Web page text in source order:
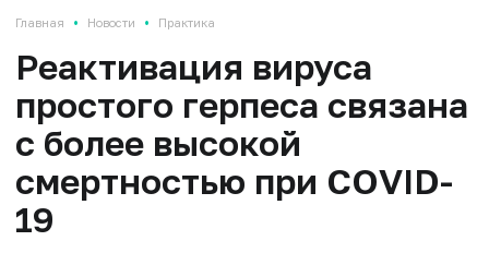
Главная • Новости • Практика
Реактивация вируса
простого герпеса связана
с более высокой
смертностью при COVID-
19